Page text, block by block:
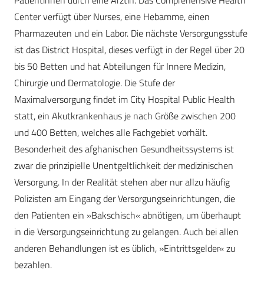
Center verfügt über Nurses, eine Hebamme, einen
Pharmazeuten und ein Labor. Die nächste Versorgungsstufe
ist das District Hospital, dieses verfügt in der Regel über 20
bis 50 Betten und hat Abteilungen für Innere Medizin,
Chirurgie und Dermatologie. Die Stufe der
Maximalversorgung findet im City Hospital Public Health
statt, ein Akutkrankenhaus je nach Größe zwischen 200
und 400 Betten, welches alle Fachgebiet vorhält.
Besonderheit des afghanischen Gesundheitssystems ist
zwar die prinzipielle Unentgeltlichkeit der medizinischen
Versorgung. In der Realität stehen aber nur allzu häufig
Polizisten am Eingang der Versorgungseinrichtungen, die
den Patienten ein »Bakschisch« abnötigen, um überhaupt
in die Versorgungseinrichtung zu gelangen. Auch bei allen
anderen Behandlungen ist es üblich, »Eintrittsgelder« zu
bezahlen.